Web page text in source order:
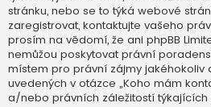
stránku, nebo se to týká webové
zaregistrovat, kontaktujte vašeho
prosím na vědomí, že ani phpBB
nemůžou poskytovat právní
místem pro právní zájmy jakéhokoliv
uvedených v otázce „Koho mám
a/nebo právních záležitostí týkajících